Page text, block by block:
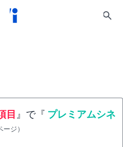
目 』で『 プレミアムシネ
ージ）